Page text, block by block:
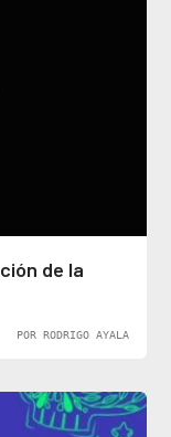
de la
POR RODRIGO AYALA